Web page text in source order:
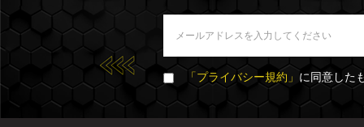
「プライバシー規約」 に同意した